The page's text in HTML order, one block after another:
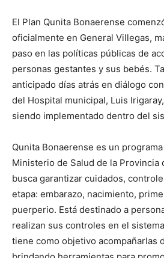
El Plan Qunita Bonaerense
oficialmente en General Villegas,
paso en las políticas públicas de
personas gestantes y sus bebés.
anticipado días atrás en diálogo
del Hospital municipal, Luis
siendo implementado dentro del
Qunita Bonaerense es un
Ministerio de Salud de la Provincia
busca garantizar cuidados,
etapa: embarazo, nacimiento,
puerperio. Está destinado a
realizan sus controles en el
tiene como objetivo acompañarlas